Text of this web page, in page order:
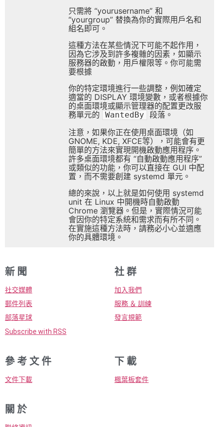
只需將 “yourusername” 和
“yourgroup” 替換為你的實際用戶名和
組名即可。
這種方法在某些情況下可能不起作用，
因為它涉及到許多複雜的因素，如顯示
服務器的啟動，用戶權限等。你可能需
要根據
你的特定環境進行一些調整，例如確定
適當的 DISPLAY 環境變數，或者根據你
的桌面環境或顯示管理器的配置更改服
務單元的
WantedBy
段落。
注意，如果你正在使用桌面環境（如
GNOME, KDE, XFCE等），可能會有更
簡單的方法來實現開機啟動應用程序。
許多桌面環境都有 “自動啟動應用程序”
或類似的功能，你可以直接在 GUI 中配
置，而不需要創建 systemd 單元。
總的來說，以上就是如何使用 systemd
unit 在 Linux 中開機時自動啟動
Chrome 瀏覽器。但是，實際情況可能
會因你的特定系統和需求而有所不同。
在實施這種方法時，請務必小心並適應
你的具體環境。
新 聞
社交媒體
郵件列表
部落星球
Subscribe with RSS
社 群
加入我們
服務 ＆ 訓練
發言規範
參 考 文 件
文件下載
下 載
楓葉板套件
關 於